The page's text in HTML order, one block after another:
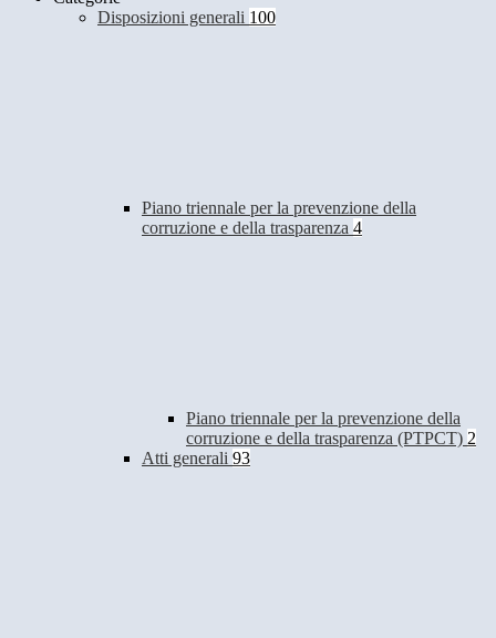
Disposizioni generali 100
Piano triennale per la prevenzione della
corruzione e della trasparenza 4
Piano triennale per la prevenzione della
corruzione e della trasparenza (PTPCT) 2
Atti generali 93